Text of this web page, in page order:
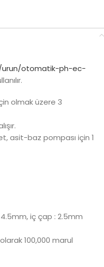
urun/otomatik-ph-ec-
olmak üzere 3
asit-baz pompası için 1
iç çap : 2.5mm
100,000 marul